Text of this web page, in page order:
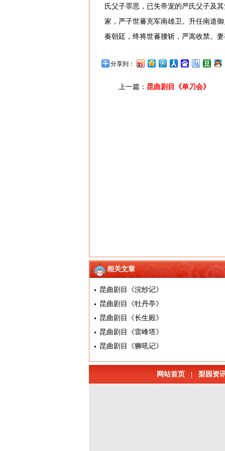
氏父子罪恶，已失帝宠的严氏父子及
家，严子世蕃充军南雄卫。升任南道
奏朝廷，终将世蕃腰斩，严嵩收禁。
分享到：
上一篇： 昆曲剧目《单刀会》
相关文章
昆曲剧目《浣纱记》
昆曲剧目《牡丹亭》
昆曲剧目《长生殿》
昆曲剧目《雷峰塔》
昆曲剧目《狮吼记》
网站首页 梨园资